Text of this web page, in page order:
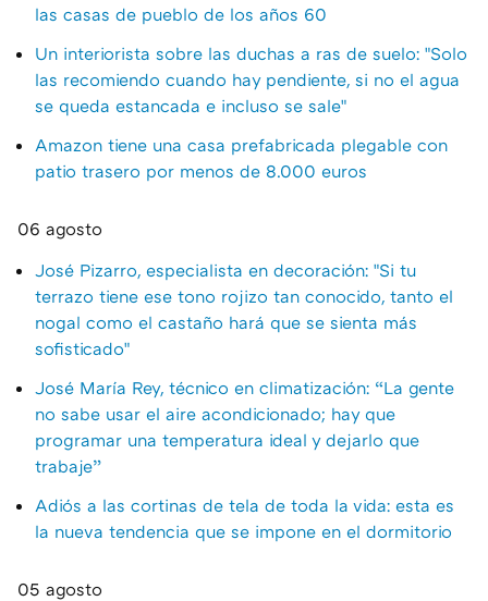
las casas de pueblo de los años 60
Un interiorista sobre las duchas a ras de suelo: "Solo
las recomiendo cuando hay pendiente, si no el agua
se queda estancada e incluso se sale"
Amazon tiene una casa prefabricada plegable con
patio trasero por menos de 8.000 euros
06 agosto
José Pizarro, especialista en decoración: "Si tu
terrazo tiene ese tono rojizo tan conocido, tanto el
nogal como el castaño hará que se sienta más
sofisticado"
José María Rey, técnico en climatización: “La gente
no sabe usar el aire acondicionado; hay que
programar una temperatura ideal y dejarlo que
trabaje”
Adiós a las cortinas de tela de toda la vida: esta es
la nueva tendencia que se impone en el dormitorio
05 agosto